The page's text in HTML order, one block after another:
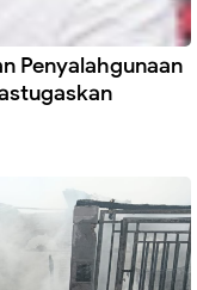
Penyalahgunaan